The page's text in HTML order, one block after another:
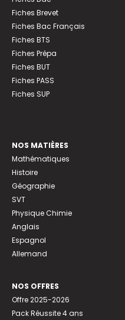
Fiches Brevet
Fiches Bac Français
Fiches BTS
Fiches Prépa
Fiches BUT
Fiches PASS
Fiches SUP
NOS MATIÈRES
Mathématiques
Histoire
Géographie
SVT
Physique Chimie
Anglais
Espagnol
Allemand
NOS OFFRES
Offre 2025-2026
Pack Réussite 4 ans